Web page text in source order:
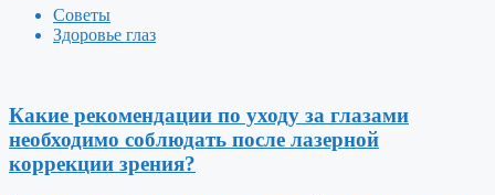
Советы
Здоровье глаз
Какие рекомендации по уходу за глазами
необходимо соблюдать после лазерной
коррекции зрения?